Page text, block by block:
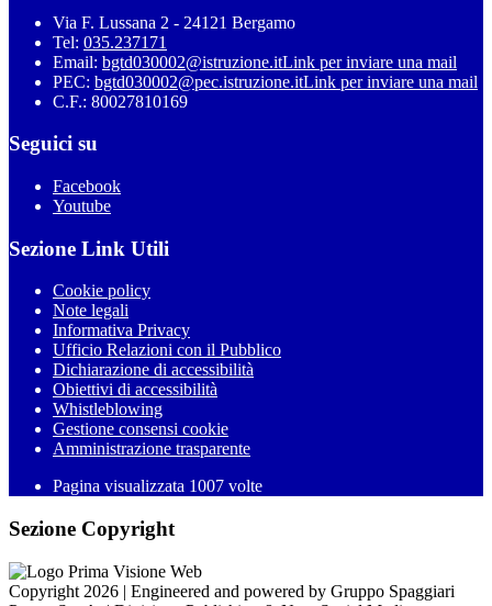
Via F. Lussana 2 - 24121 Bergamo
Tel: 035.237171
Email: bgtd030002@istruzione.itLink per inviare una mail
PEC: bgtd030002@pec.istruzione.itLink per inviare una mail
C.F.: 80027810169
Seguici su
Facebook
Youtube
Sezione Link Utili
Cookie policy
Note legali
Informativa Privacy
Ufficio Relazioni con il Pubblico
Dichiarazione di accessibilità
Obiettivi di accessibilità
Whistleblowing
Gestione consensi cookie
Amministrazione trasparente
Pagina visualizzata 1007 volte
Sezione Copyright
Copyright 2026 | Engineered and powered by Gruppo Spaggiari